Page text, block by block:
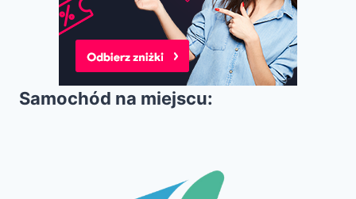
Samochód na miejscu: